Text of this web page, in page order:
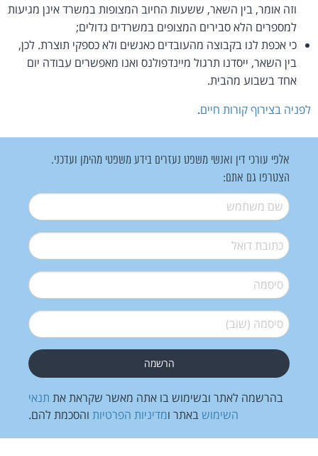
וזה אומר, בין השאר, ששעות החיוב המצופות במשרד אינן מגיעות
למספרים הלא סבירים המצופים במשרדים גדולים;
כי אכפת לנו בקבוצה מהעובדים כאנשים ולא כספקי תוצרת. לכן,
בין השאר, ייסדנו תרגול מיינדפולנס ואנו מאפשרים עבודה יום
אחד בשבוע מהבית.
לפניה בצירוף קורות חיים.
אלפי עורכי דין ואנשי משפט נעזרים בידע משפטי מהימן ועדכני.
הצטרפו גם אתם:
שם משתמש*
דואל*
סיסמה*
סיסמה (שוב)*
בהרשמה לאתר ובשימוש בו אתה מאשר שקראת את תנאי
השימוש באתר ומדיניות הפרטיות והסכמת להם.